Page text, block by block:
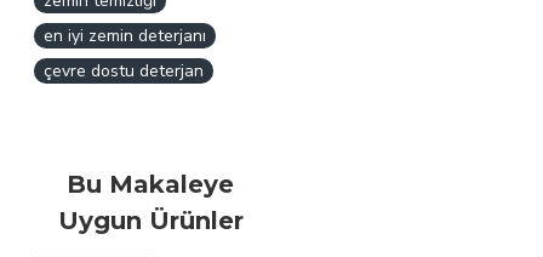
en iyi zemin deterjanı
çevre dostu deterjan
Bu Makaleye
Uygun Ürünler